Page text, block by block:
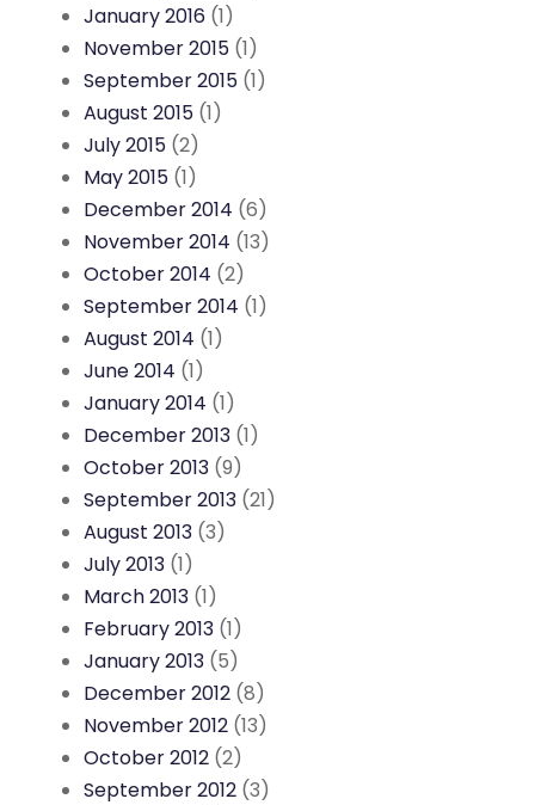
January 2016 (1)
November 2015 (1)
September 2015 (1)
August 2015 (1)
July 2015 (2)
May 2015 (1)
December 2014 (6)
November 2014 (13)
October 2014 (2)
September 2014 (1)
August 2014 (1)
June 2014 (1)
January 2014 (1)
December 2013 (1)
October 2013 (9)
September 2013 (21)
August 2013 (3)
July 2013 (1)
March 2013 (1)
February 2013 (1)
January 2013 (5)
December 2012 (8)
November 2012 (13)
October 2012 (2)
September 2012 (3)